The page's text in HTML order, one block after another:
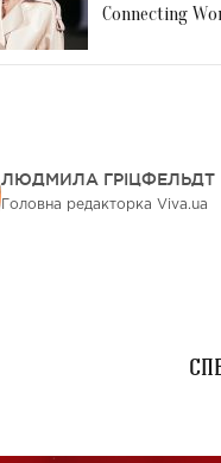
Connecting
ЛЮДМИЛА ГРІЦФЕЛЬДТ
Головна редакторка Viva.ua